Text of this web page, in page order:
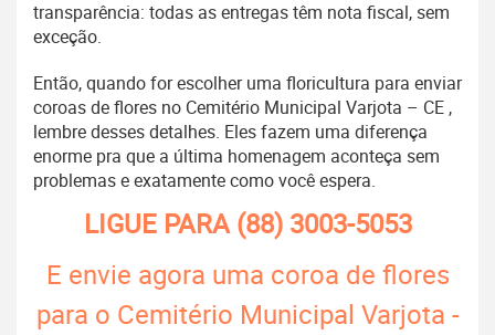
transparência: todas as entregas têm nota fiscal, sem
exceção.
Então, quando for escolher uma floricultura para enviar
coroas de flores no Cemitério Municipal Varjota – CE ,
lembre desses detalhes. Eles fazem uma diferença
enorme pra que a última homenagem aconteça sem
problemas e exatamente como você espera.
LIGUE PARA(88) 3003-5053
E envie agora uma coroa de flores
para o Cemitério Municipal Varjota -